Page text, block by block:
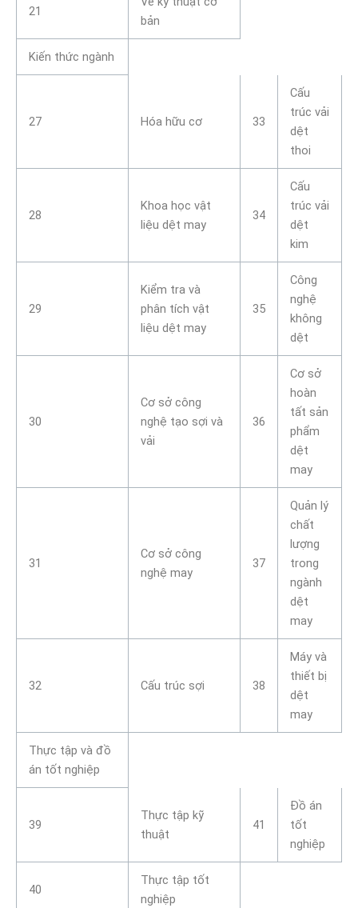
21
bản
Kiến thức ngành
27 Hóa hữu cơ 33
Cấu
trúc vải
dệt
thoi
28
Khoa học vật
liệu dệt may
34
Cấu
trúc vải
dệt
kim
29
Kiểm tra và
phân tích vật
liệu dệt may
35
Công
nghệ
không
dệt
30
Cơ sở công
nghệ tạo sợi và
vải
36
Cơ sở
hoàn
tất sản
phẩm
dệt
may
31
Cơ sở công
nghệ may
37
Quản lý
chất
lượng
trong
ngành
dệt
may
32 Cấu trúc sợi 38
Máy và
thiết bị
dệt
may
Thực tập và đồ
án tốt nghiệp
39
Thực tập kỹ
thuật
41
Đồ án
tốt
nghiệp
40
Thực tập tốt
nghiệp